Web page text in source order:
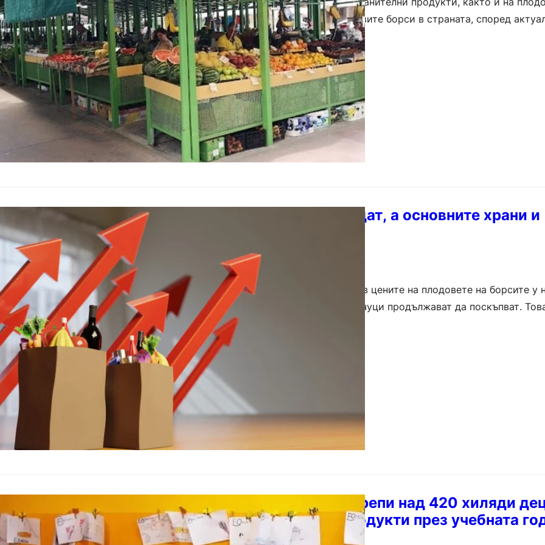
зеленчуците, отбелязват ръст на стоковите борси в страната, според
седмичен бюлетин на Държавната комисия по стоковите…
Цените на плодовете спадат, а основните храни и
08.12.2024
През тази седмица се наблюдава спад в цените на плодовете на борсите у
основните храни и някои видове зеленчуци продължават да поскъпват.
данни от седмичния отчет…
ДФ “Земеделие” ще подкрепи над 420 хиляди
училищата със свежи продукти през учебната
2023/2024